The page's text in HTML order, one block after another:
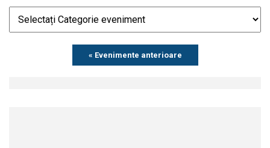
« Evenimente anterioare